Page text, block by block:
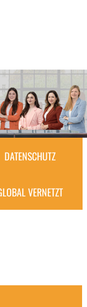
DATENSCHUTZ
VERNETZT